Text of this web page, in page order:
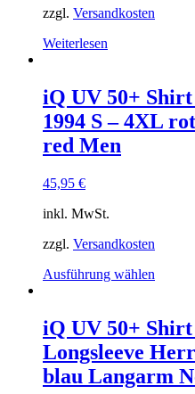
zzgl. Versandkosten
Weiterlesen
iQ UV 50+
1994 S – 4XL
red Men
45,95 €
inkl. MwSt.
zzgl. Versandkosten
Ausführung wählen
auf.
iQ UV 50+
Longsleeve
blau Langarm